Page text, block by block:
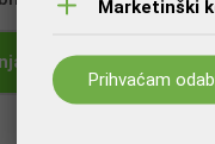
Marketinški
Prihvaćam